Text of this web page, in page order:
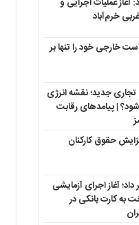
خرم‌آباد
خارجی خود را تنها بر
جدید؛ نقشه انرژی
| پیامدهای رقابت
حقوق کارکنان
آغاز اجرای آزمایشی
به کارت بانکی در